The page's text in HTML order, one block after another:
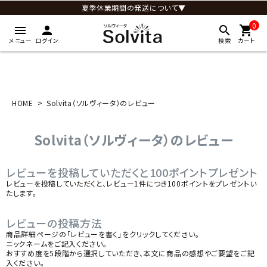
夏季休業期間の発送について▼
menu
メニュー
person
ログイン
search
検索
0
shopping_cart
カート
HOME Solvita（ソルヴィータ）のレビュー
Solvita（ソルヴィータ）のレビュー
レビューを投稿していただくと100ポイントプレゼント
レビューを投稿していただくと、レビュー1件につき100ポイントをプレゼントい
たします。
レビューの投稿方法
商品詳細ページの「レビューを書く」をクリックしてください。
ニックネームをご記入ください。
おすすめ度を5段階から選択していただき、本文に商品の感想やご要望をご記
入ください。